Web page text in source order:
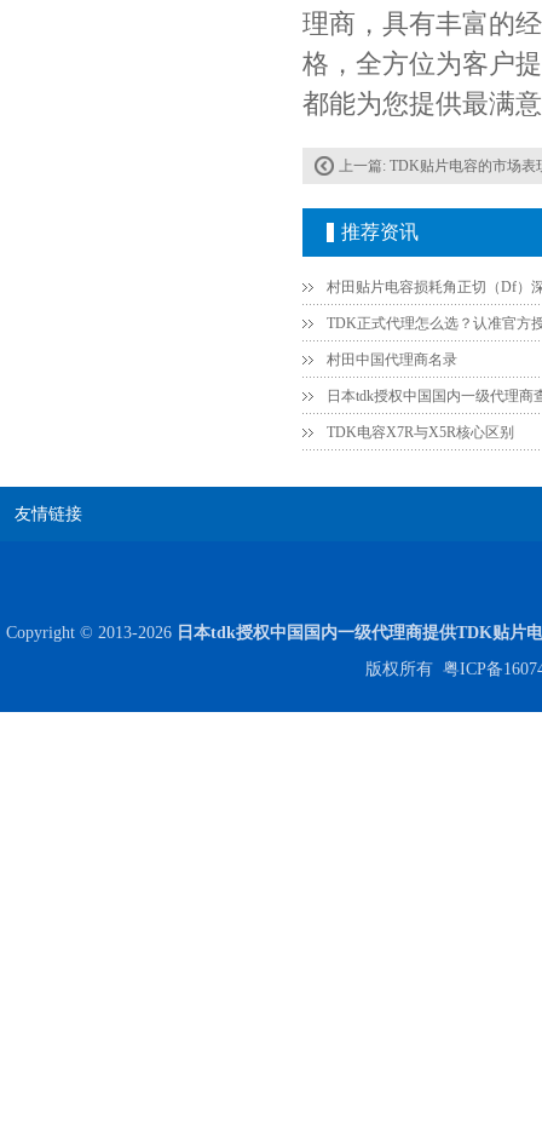
理商，具有丰富的
格，全方位为客户
都能为您提供最满
上一篇: TDK贴片电容的市场表
推荐资讯
村田中国代理商名录
日本tdk授权中国国内一级代理商
TDK电容X7R与X5R核心区别
友情链接
Copyright © 2013-2026 日本tdk授权中国国内一级代理商提供TDK贴片
版权所有 粤ICP备